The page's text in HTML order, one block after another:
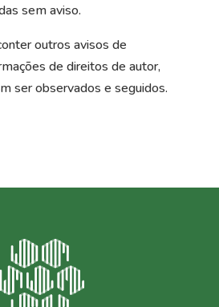
sem aviso.
outros avisos de
de direitos de autor,
ser observados e seguidos.